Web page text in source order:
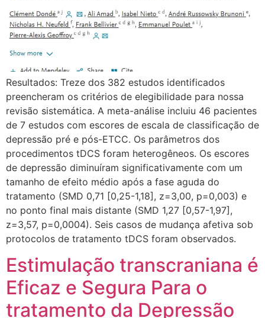
Resultados: Treze dos 382 estudos identificados
preencheram os critérios de elegibilidade para nossa
revisão sistemática. A meta-análise incluiu 46 pacientes
de 7 estudos com escores de escala de classificação de
depressão pré e pós-ETCC. Os parâmetros dos
procedimentos tDCS foram heterogêneos. Os escores
de depressão diminuíram significativamente com um
tamanho de efeito médio após a fase aguda do
tratamento (SMD 0,71 [0,25-1,18], z=3,00, p=0,003) e
no ponto final mais distante (SMD 1,27 [0,57-1,97],
z=3,57, p=0,0004). Seis casos de mudança afetiva sob
protocolos de tratamento tDCS foram observados.
Estimulação transcraniana é
Eficaz e Segura Para o
tratamento da Depressão